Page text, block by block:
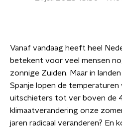
Vanaf vandaag heeft heel
betekent voor veel mensen
zonnige Zuiden. Maar in
Spanje lopen de temperaturen
uitschieters tot ver boven de
klimaatverandering onze
jaren radicaal veranderen? En